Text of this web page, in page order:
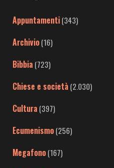
Appuntamenti(343)
Archivio(16)
Bibbia (723)
Chiese e società (2.030)
Cultura (397)
Ecumenismo(256)
Megafono(167)